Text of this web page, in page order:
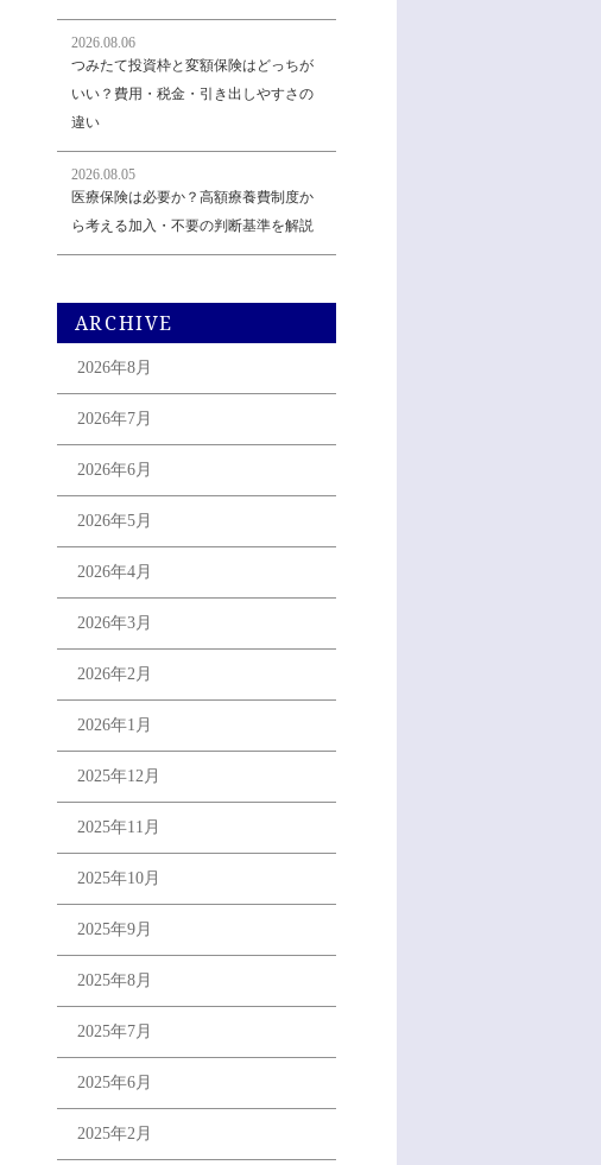
2026.08.06
つみたて投資枠と変額保険はどっちが
いい？費用・税金・引き出しやすさの
違い
2026.08.05
医療保険は必要か？高額療養費制度か
ら考える加入・不要の判断基準を解説
ARCHIVE
2026年8月
2026年7月
2026年6月
2026年5月
2026年4月
2026年3月
2026年2月
2026年1月
2025年12月
2025年11月
2025年10月
2025年9月
2025年8月
2025年7月
2025年6月
2025年2月